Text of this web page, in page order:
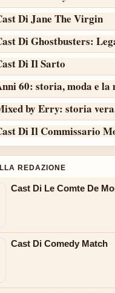
Di Jane The Virgin
Di Ghostbusters:
Di Il Sarto
60: storia, moda e
by Erry: storia
Di Il Commissario
REDAZIONE
Cast Di Le Comte De
Cast Di Comedy Match